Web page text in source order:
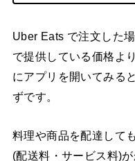
Uber Eats で注文した
で提供している価格よ
にアプリを開いてみる
ずです。
料理や商品を配達して
(配送料・サービス料)